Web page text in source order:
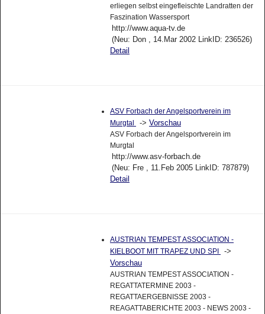
erliegen selbst eingefleischte Landratten der
Faszination Wassersport
http://www.aqua-tv.de
(Neu: Don , 14.Mar 2002 LinkID: 236526)
Detail
ASV Forbach der Angelsportverein im
Murgtal
-> Vorschau
ASV Forbach der Angelsportverein im
Murgtal
http://www.asv-forbach.de
(Neu: Fre , 11.Feb 2005 LinkID: 787879)
Detail
AUSTRIAN TEMPEST ASSOCIATION -
KIELBOOT MIT TRAPEZ UND SPI
->
Vorschau
AUSTRIAN TEMPEST ASSOCIATION -
REGATTATERMINE 2003 -
REGATTAERGEBNISSE 2003 -
REAGATTABERICHTE 2003 - NEWS 2003 -